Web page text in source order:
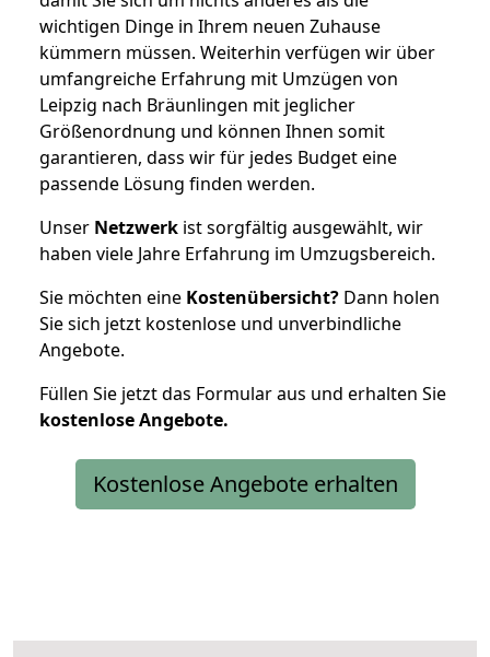
wichtigen Dinge in Ihrem neuen Zuhause
kümmern müssen. Weiterhin verfügen wir über
umfangreiche Erfahrung mit Umzügen von
Leipzig nach Bräunlingen mit jeglicher
Größenordnung und können Ihnen somit
garantieren, dass wir für jedes Budget eine
passende Lösung finden werden.
Unser Netzwerk ist sorgfältig ausgewählt, wir
haben viele Jahre Erfahrung im Umzugsbereich.
Sie möchten eine Kostenübersicht? Dann holen
Sie sich jetzt kostenlose und unverbindliche
Angebote.
Füllen Sie jetzt das Formular aus und erhalten Sie
kostenloseAngebote.
Kostenlose Angebote erhalten